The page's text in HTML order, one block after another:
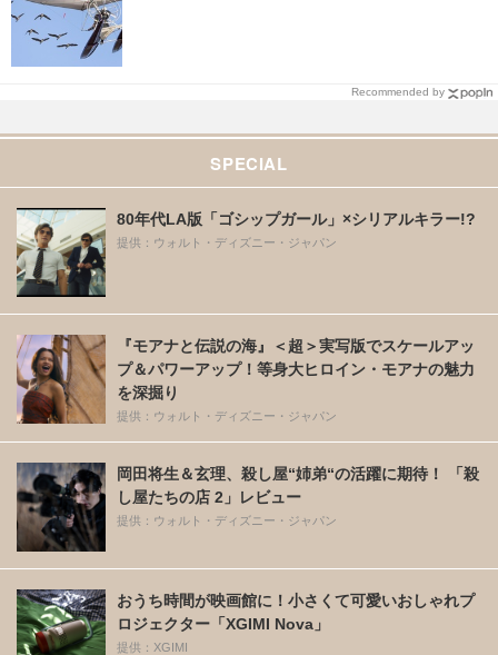
Recommended by
SPECIAL
80年代LA版「ゴシップガール」×シリアルキラー!?
提供：ウォルト・ディズニー・ジャパン
『モアナと伝説の海』＜超＞実写版でスケールアッ
プ＆パワーアップ！等身大ヒロイン・モアナの魅力
を深掘り
提供：ウォルト・ディズニー・ジャパン
岡田将生＆玄理、殺し屋“姉弟“の活躍に期待！ 「殺
し屋たちの店 2」レビュー
提供：ウォルト・ディズニー・ジャパン
おうち時間が映画館に！小さくて可愛いおしゃれプ
ロジェクター「XGIMI Nova」
提供：XGIMI